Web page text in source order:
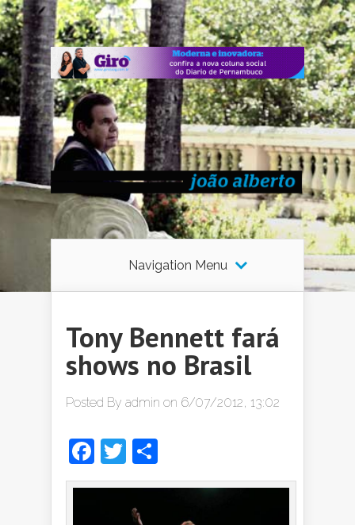
Navigation Menu
Tony Bennett fará
shows no Brasil
Posted By admin on 6/07/2012, 13:02
Facebook
Twitter